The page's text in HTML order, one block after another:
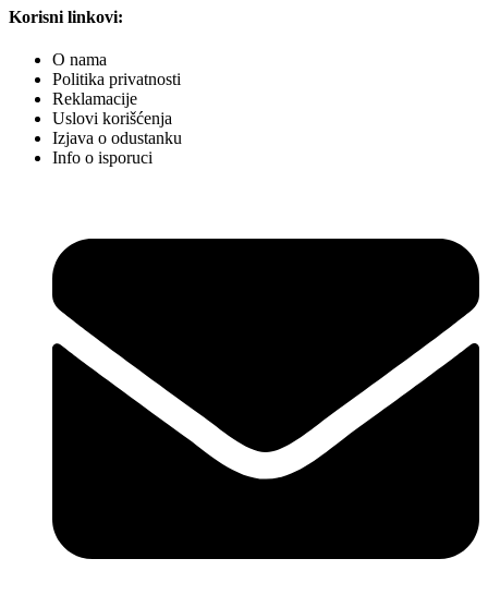
Korisni linkovi:
O nama
Politika privatnosti
Reklamacije
Uslovi korišćenja
Izjava o odustanku
Info o isporuci